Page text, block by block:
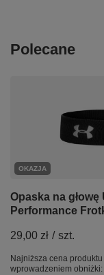
Polecane
OKAZJA
Opaska na
Performance
29,00 zł / szt.
Najniższa cena
wprowadzeniem obniżki: